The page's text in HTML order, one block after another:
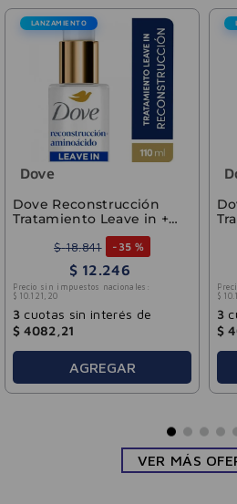
LANZAMIENTO
Dove
Dove Reconstrucción
Tratamiento Leave in +
Aminoácidos 110ml
$ 18.841 - 35 %
$ 12.246
Precio sin impuestos nacionales:
$ 10.121 , 20
3 cuotas sin interés de
$ 4082 21
AGREGAR
$ 10.
3
$
VER MÁS